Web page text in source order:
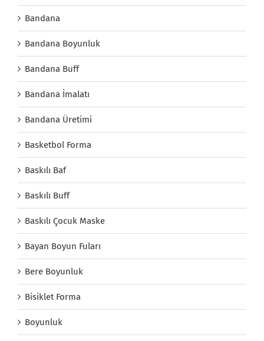
Bandana
Bandana Boyunluk
Bandana Buff
Bandana İmalatı
Bandana Üretimi
Basketbol Forma
Baskılı Baf
Baskılı Buff
Baskılı Çocuk Maske
Bayan Boyun Fuları
Bere Boyunluk
Bisiklet Forma
Boyunluk